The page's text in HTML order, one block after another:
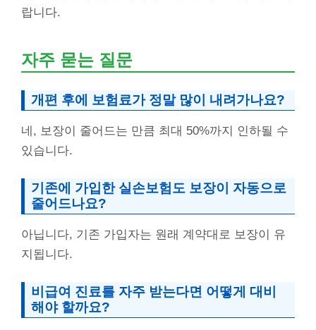
랍니다.
자주 묻는 질문
개편 후에 보험료가 정말 많이 내려가나요?
네, 보장이 줄어드는 만큼 최대 50%까지 인하될 수
있습니다.
기존에 가입한 실손보험도 보장이 자동으로
줄어드나요?
아닙니다, 기존 가입자는 원래 계약대로 보장이 유
지됩니다.
비급여 진료를 자주 받는다면 어떻게 대비
해야 할까요?